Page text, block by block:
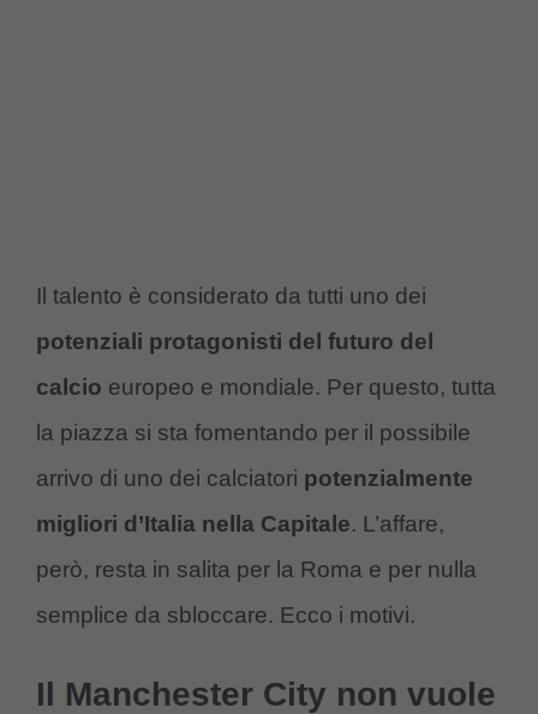
Il talento è considerato da tutti uno dei
potenziali protagonisti del futuro del
calcio europeo e mondiale. Per questo, tutta
la piazza si sta fomentando per il possibile
arrivo di uno dei calciatori potenzialmente
migliori d’Italia nella Capitale. L’affare,
però, resta in salita per la Roma e per nulla
semplice da sbloccare. Ecco i motivi.
Il Manchester City non vuole